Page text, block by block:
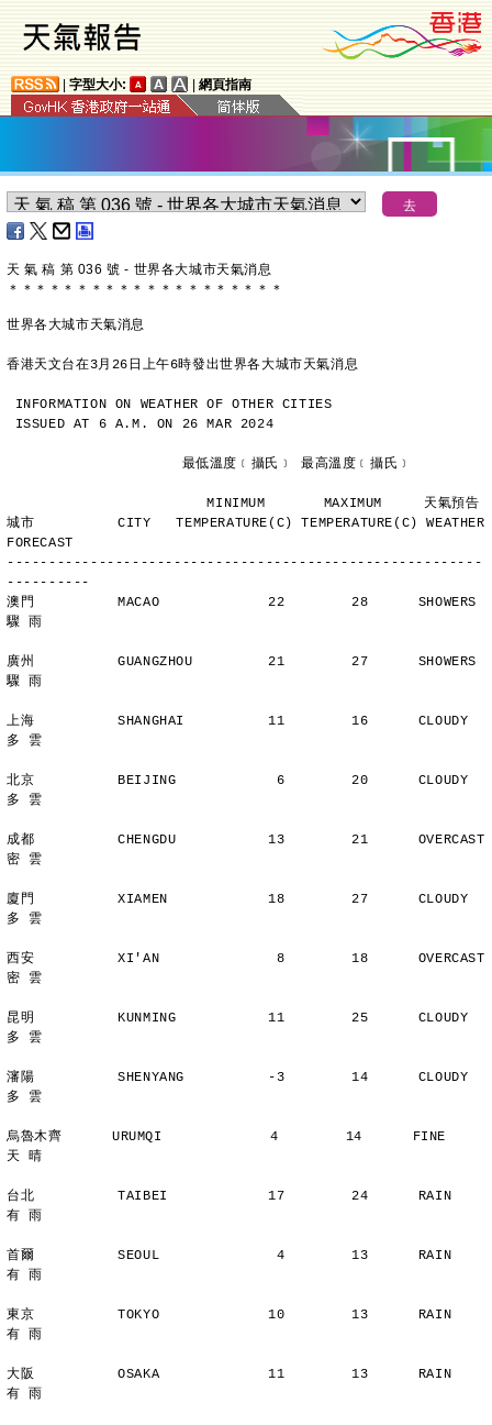
字型大小: 網頁指南
天 氣 稿 第 036 號 - 世界各大城市天氣消息
＊ ＊ ＊ ＊ ＊ ＊ ＊ ＊ ＊ ＊ ＊ ＊ ＊ ＊ ＊ ＊ ＊ ＊ ＊ ＊
世界各大城市天氣消息
香港天文台在3月26日上午6時發出世界各大城市天氣消息
INFORMATION ON WEATHER OF OTHER CITIES
ISSUED AT 6 A.M. ON 26 MAR 2024
                     最低溫度﹝攝氏﹞ 最高溫度﹝攝氏﹞
                        MINIMUM       MAXIMUM     天氣預告
城市          CITY   TEMPERATURE(C) TEMPERATURE(C) WEATHER
FORECAST
---------------------------------------------------------
----------
澳門          MACAO             22        28      SHOWERS
驟 雨
廣州          GUANGZHOU         21        27      SHOWERS
驟 雨
上海          SHANGHAI          11        16      CLOUDY
多 雲
北京          BEIJING            6        20      CLOUDY
多 雲
成都          CHENGDU           13        21      OVERCAST
密 雲
廈門          XIAMEN            18        27      CLOUDY
多 雲
西安          XI'AN              8        18      OVERCAST
密 雲
昆明          KUNMING           11        25      CLOUDY
多 雲
瀋陽          SHENYANG          -3        14      CLOUDY
多 雲
烏魯木齊      URUMQI             4        14      FINE
天 晴
台北          TAIBEI            17        24      RAIN
有 雨
首爾          SEOUL              4        13      RAIN
有 雨
東京          TOKYO             10        13      RAIN
有 雨
大阪          OSAKA             11        13      RAIN
有 雨